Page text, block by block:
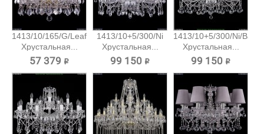
1413/10/165/G/Leafs
Хрустальная...
57 379 ₽
1413/10+5/300/Ni
Хрустальная...
99 150 ₽
1413/10+5/300/Ni/Balls
Хрустальная...
99 150 ₽